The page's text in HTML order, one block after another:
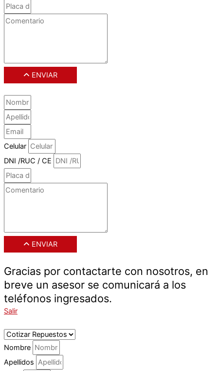
ENVIAR
Celular
DNI /RUC / CE
ENVIAR
Gracias por contactarte con nosotros, en
breve un asesor se comunicará a los
teléfonos ingresados.
Salir
Nombre
Apellidos